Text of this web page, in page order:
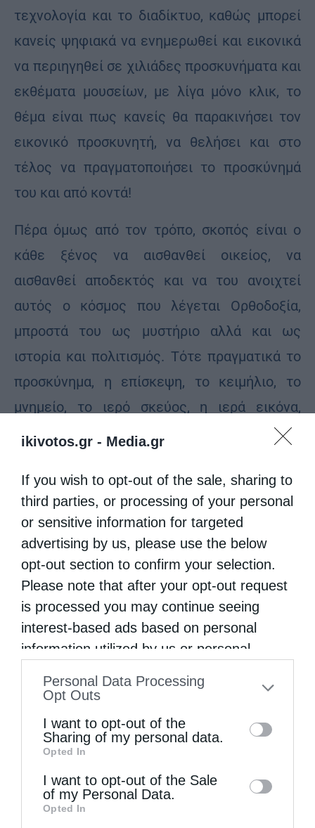
ikivotos.gr - Media.gr
If you wish to opt-out of the sale, sharing to
third parties, or processing of your personal
or sensitive information for targeted
advertising by us, please use the below
opt-out section to confirm your selection.
Please note that after your opt-out request
is processed you may continue seeing
interest-based ads based on personal
information utilized by us or personal
to your opt-out. You may separately opt-out
information by third parties on the IAB’s list
of downstream participants. This
information may also be disclosed by us to
third parties on theIAB’s List of
Downstream Participants
Personal Data Processing
Opt Outs
I want to opt-out of the
Sharing of my personal data.
Opted In
I want to opt-out of the Sale
of my Personal Data.
Opted In
τεχνολογία και το διαδίκτυο, καθώς μπορεί
κανείς ψηφιακά να ενημερωθεί και εικονικά
να περιηγηθεί σε χιλιάδες προσκυνήματα και
εκθέματα μουσείων, με λίγα μόνο κλικ, το
θέμα είναι πως κανείς θα παρακινήσει τον
εικονικό προσκυνητή, να θελήσει και στο
τέλος να πραγματοποιήσει το προσκύνημά
του και από κοντά!
Πέρα όμως από τον τρόπο, σκοπός είναι ο
κάθε ξένος να αισθανθεί οικείος, να
αισθανθεί αποδεκτός και να του ανοιχτεί
αυτός ο κόσμος που λέγεται Ορθοδοξία,
μπροστά του ως μυστήριο αλλά και ως
ιστορία και πολιτισμός. Τότε πραγματικά το
προσκύνημα, η επίσκεψη, το κειμήλιο, το
μνημείο, το ιερό σκεύος, η ιερά εικόνα,
διδάσκουν τον επισκέπτη και του
πιστός, σε αγώνες και άθλους ετών! Αυτό
τότε γίνεται μία «σιωπηλή»κατήχηση που
ούτε κάποιο ειδικό εγχειρίδιο δεν θα
μπορούσε τόσο πιστά να μεταφέρει και
μεταδώσει! Εχουμε πολλά περιστατικά που
άνθρωποι έγιναν Ορθόδοξοι, χάρηστην
εμπειρία τους σε κάποιο πνευματικό ταξίδι
που πραγματοποιήθηκαν στο ΑγιοΟρος, στη
Μεγαλόχαρη στην Τήνο, στους Αγίους
Αποκαλύψεως στην Πάτμο, στον Ταξιάρχη
στο Μανταμάδο της Λέσβου και ένα σωρό
γνωστά και λιγότερο γνωστά προσκυνήματα.